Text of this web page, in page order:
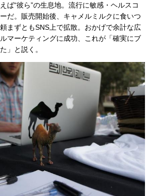
ば“彼ら”の生息地。流行に敏感・ヘルスコ
だ。販売開始後、キャメルミルクに食いつ
まずともSNS上で拡散。おかげで余計な広
マーケティングに成功、これが「確実にブ
」と説く。